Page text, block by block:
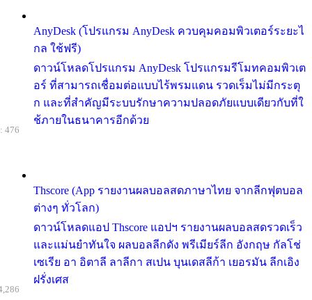
AnyDesk (โปรแกรม AnyDesk ควบคุมคอมพิวเตอร์ระยะไ
กล ใช้ฟรี)
ดาวน์โหลดโปรแกรม AnyDesk โปรแกรมรีโมทคอมพิวเต
อร์ ที่สามารถเชื่อมต่อแบบไร้พรมแดน รวดเร็มไม่มีกระตุ
ก และที่สำคัญมีระบบรักษาความปลอดภัยแบบเดียวกับที่ใ
ช้ภายในธนาคารอีกด้วย
Thscore (App รายงานผลบอลสดภาษาไทย จากลีกฟุตบอล
ต่างๆ ทั่วโลก)
ดาวน์โหลดแอป Thscore แอปฯ รายงานผลบอลสดรวดเร็ว
และแม่นยำทันใจ ผลบอลลีกดัง พรีเมียร์ลีก อังกฤษ กัลโช่
เซเรีย อา อิตาลี ลาลีกา สเปน บุนเดสลีก้า เยอรมัน ลีกเอิง
ฝรั่งเศส
476